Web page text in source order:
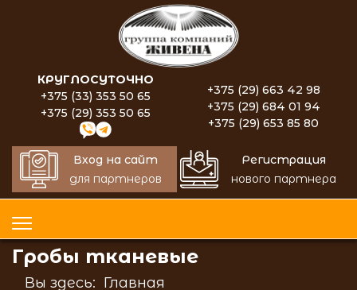
КРУГЛОСУТОЧНО
+375 (33) 353 50 65
+375 (29) 353 50 65
+375 (29) 663 42 98
+375 (29) 684 01 94
+375 (29) 653 85 80
Вход на сайт
для партнеров
Регистрация
нового партнера
Гробы тканевые
Вы здесь: Главная